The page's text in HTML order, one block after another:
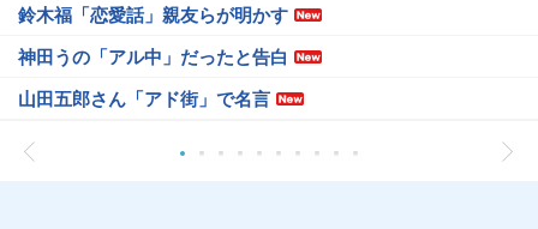
鈴木福「恋愛話」親友らが明かす
神田うの「アル中」だったと告白
山田五郎さん「アド街」で名言